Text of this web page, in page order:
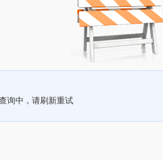
询中，请刷新重试